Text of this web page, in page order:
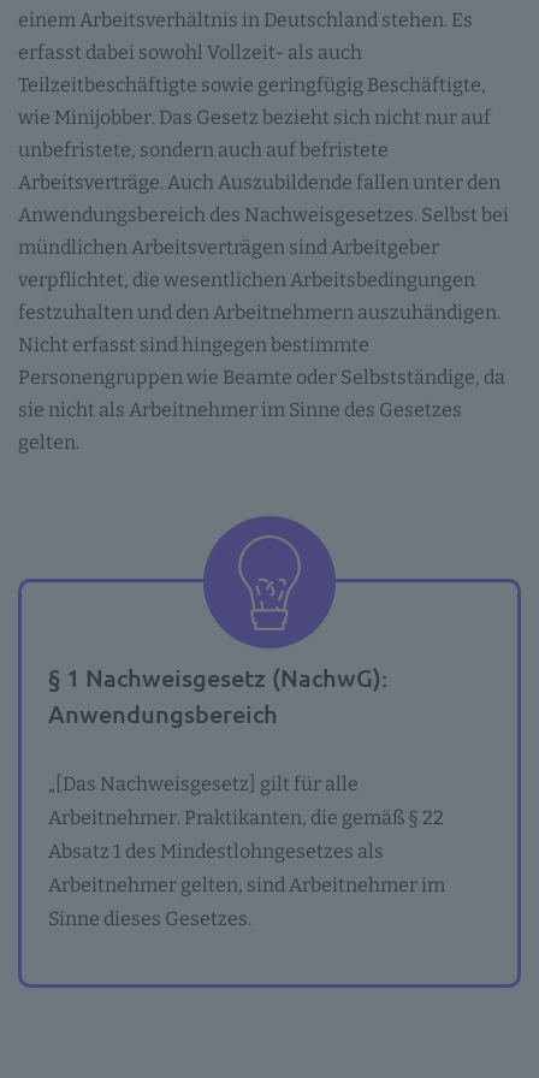
einem Arbeitsverhältnis in Deutschland stehen. Es
erfasst dabei sowohl Vollzeit- als auch
Teilzeitbeschäftigte sowie geringfügig Beschäftigte,
wie Minijobber. Das Gesetz bezieht sich nicht nur auf
unbefristete, sondern auch auf befristete
Arbeitsverträge. Auch Auszubildende fallen unter den
Anwendungsbereich des Nachweisgesetzes. Selbst bei
mündlichen Arbeitsverträgen sind Arbeitgeber
verpflichtet, die wesentlichen Arbeitsbedingungen
festzuhalten und den Arbeitnehmern auszuhändigen.
Nicht erfasst sind hingegen bestimmte
Personengruppen wie Beamte oder Selbstständige, da
sie nicht als Arbeitnehmer im Sinne des Gesetzes
gelten.
§ 1 Nachweisgesetz (NachwG):
Anwendungsbereich
„[Das Nachweisgesetz] gilt für alle
Arbeitnehmer. Praktikanten, die gemäß § 22
Absatz 1 des Mindestlohngesetzes als
Arbeitnehmer gelten, sind Arbeitnehmer im
Sinne dieses Gesetzes.